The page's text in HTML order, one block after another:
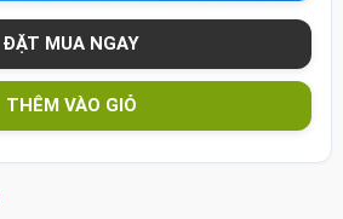
THÊM VÀO GIỎ